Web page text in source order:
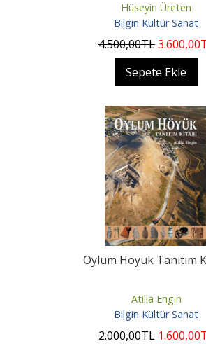
Hüseyin Üreten
Bilgin Kültür Sanat
4.500,00TL3.600,00
Sepete Ekle
Oylum Höyük Tanıtım
Atilla Engin
Bilgin Kültür Sanat
2.000,00TL 1.600,00